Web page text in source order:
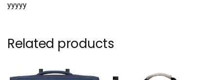
yyyyy
Related products